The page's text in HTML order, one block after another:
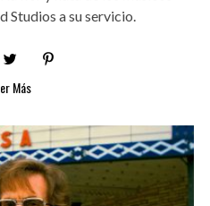
Studios a su servicio.
Más